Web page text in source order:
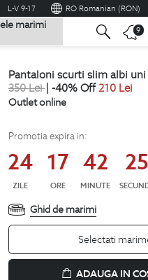
L-V 9-17 RO Romanian (RON)
marimi
9
350Lei| -40% Off 210Lei
Outlet online
24 17 42 24